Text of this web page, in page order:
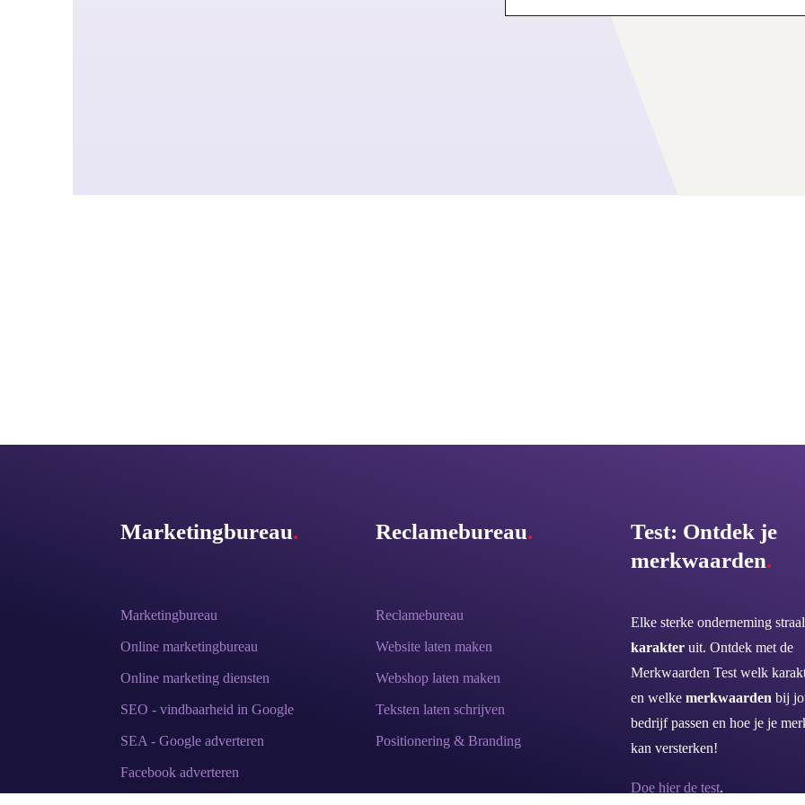
Marketingbureau.
Marketingbureau
Online marketingbureau
Online marketing diensten
SEO - vindbaarheid in Google
SEA - Google adverteren
Facebook adverteren
Reclamebureau.
Reclamebureau
Website laten maken
Webshop laten maken
Teksten laten schrijven
Positionering & Branding
Test: Ontdek je
merkwaarden.
Elke sterke onderneming
karakteruit. Ontdek met de
Merkwaarden Test welk
en welke merkwaarden bij
bedrijf passen en hoe je je
kan versterken!
Doe hier de test.